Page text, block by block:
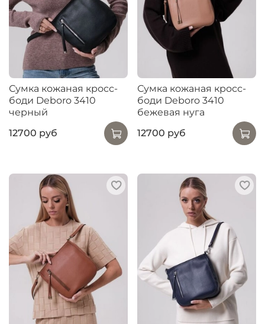
Сумка кожаная кросс-
боди Deboro 3410
черный
12700 руб
Сумка кожаная кросс-
боди Deboro 3410
бежевая нуга
12700 руб